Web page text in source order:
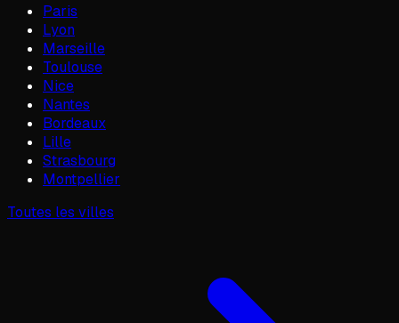
Paris
Lyon
Marseille
Toulouse
Nice
Nantes
Bordeaux
Lille
Strasbourg
Montpellier
Toutes les villes